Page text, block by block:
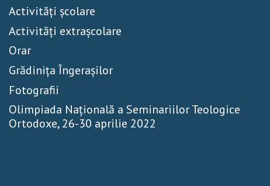
Activităţi școlare
Activităţi extrașcolare
Orar
Grădinița Îngerașilor
Fotografii
Olimpiada Națională a Seminariilor Teologice
Ortodoxe, 26-30 aprilie 2022